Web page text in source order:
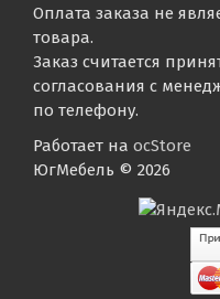
Оплата заказа не
товара.
Заказ считается
согласования с
по телефону.
Работает на ocStore
ЮгМебель © 2026